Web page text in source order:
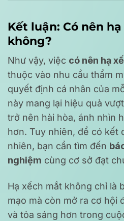
Kết luận: Có nên
không?
Như vậy, việc có nên hạ
thuộc vào nhu cầu thẩm
quyết định cá nhân của
này mang lại hiệu quả
trở nên hài hòa, ánh nhìn
hơn. Tuy nhiên, để có kết
nhiên, bạn cần tìm đến
nghiệm cùng cơ sở đạt
Hạ xếch mắt không chỉ là
mạo mà còn mở ra cơ hội
và tỏa sáng hơn trong